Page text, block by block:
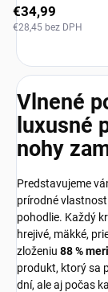
€34,99
€28,45 bez DPH
Vlnené
luxusné
nohy
Predstavujeme
prírodné
pohodlie. Každý
hrejivé, mäkké,
zloženiu 88 %
produkt, ktorý sa
dní, ale aj počas